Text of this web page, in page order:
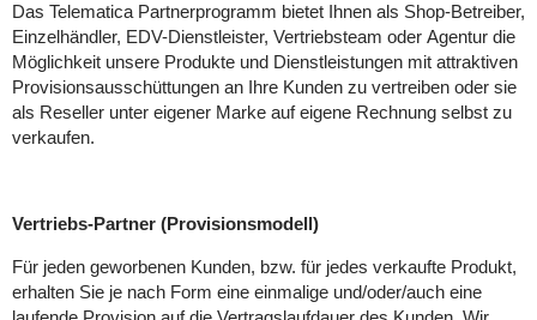
Das Telematica Partnerprogramm bietet Ihnen als Shop-Betreiber,
Einzelhändler, EDV-Dienstleister, Vertriebsteam oder Agentur die
Möglichkeit unsere Produkte und Dienstleistungen mit attraktiven
Provisionsausschüttungen an Ihre Kunden zu vertreiben oder sie
als Reseller unter eigener Marke auf eigene Rechnung selbst zu
verkaufen.
Vertriebs-Partner (Provisionsmodell)
Für jeden geworbenen Kunden, bzw. für jedes verkaufte Produkt,
erhalten Sie je nach Form eine einmalige und/oder/auch eine